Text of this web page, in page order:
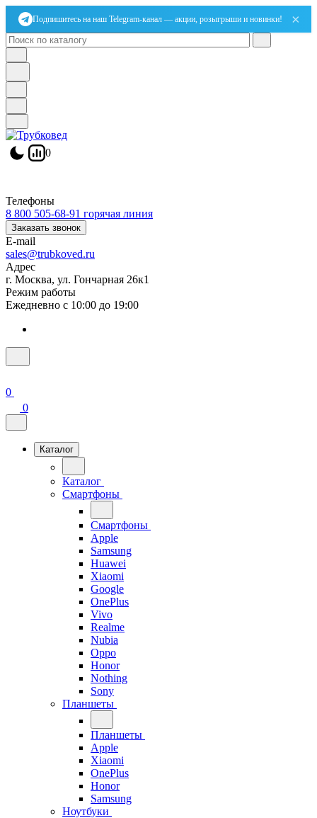
Подпишитесь на наш Telegram-канал — акции, розыгрыши и новинки! ×
0
Телефоны
8 800 505-68-91 горячая линия
Заказать звонок
E-mail
sales@trubkoved.ru
Адрес
г. Москва, ул. Гончарная 26к1
Режим работы
Ежедневно с 10:00 до 19:00
0
0
Каталог
Каталог
Смартфоны
Смартфоны
Apple
Samsung
Huawei
Xiaomi
Google
OnePlus
Vivo
Realme
Nubia
Oppo
Honor
Nothing
Sony
Планшеты
Планшеты
Apple
Xiaomi
OnePlus
Honor
Samsung
Ноутбуки